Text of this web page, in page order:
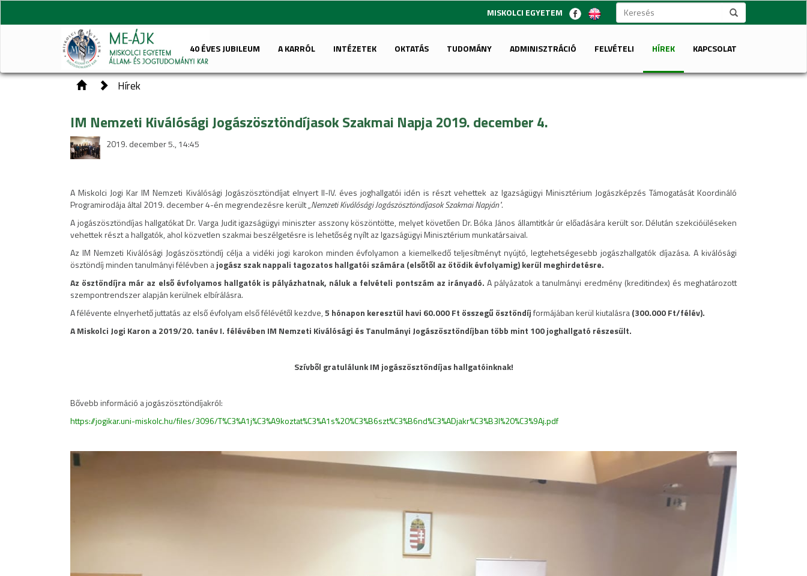
MISKOLCI EGYETEM
40 ÉVES JUBILEUM A KARRÓL INTÉZETEK OKTATÁS TUDOMÁNY ADMINISZTRÁCIÓ FELVÉTELI HÍREK KAPCSOLAT
Hírek
IM Nemzeti Kiválósági Jogászösztöndíjasok Szakmai Napja 2019. december 4.
2019. december 5., 14:45
A Miskolci Jogi Kar IM Nemzeti Kiválósági Jogászösztöndíjat elnyert II-IV. éves joghallgatói idén is részt vehettek az Igazságügyi Minisztérium Jogászképzés Támogatását Koordináló
Programirodája által 2019. december 4-én megrendezésre került„Nemzeti Kiválósági Jogászösztöndíjasok Szakmai Napján".
A jogászösztöndíjas hallgatókat Dr. Varga Judit igazságügyi miniszter asszony köszöntötte, melyet követően Dr. Bóka János államtitkár úr előadására került sor. Délután szekcióüléseken
vehettek részt a hallgatók, ahol közvetlen szakmai beszélgetésre is lehetőség nyílt az Igazságügyi Minisztérium munkatársaival.
Az IM Nemzeti Kiválósági Jogászösztöndíj célja a vidéki jogi karokon minden évfolyamon a kiemelkedő teljesítményt nyújtó, legtehetségesebb jogászhallgatók díjazása. A kiválósági
ösztöndíj minden tanulmányi félévben ajogász szak nappali tagozatos hallgatói számára (elsőtől az ötödik évfolyamig) kerül meghirdetésre.
Az ösztöndíjra már az első évfolyamos hallgatók is pályázhatnak, náluk a felvételi pontszám az irányadó. A pályázatok a tanulmányi eredmény (kreditindex) és meghatározott
szempontrendszer alapján kerülnek elbírálásra.
A félévente elnyerhető juttatás az első évfolyam első félévétől kezdve,5 hónapon keresztül havi 60.000 Ft összegű ösztöndíjformájában kerül kiutalásra(300.000 Ft/félév).
A Miskolci Jogi Karon a 2019/20. tanév I. félévében IM Nemzeti Kiválósági és Tanulmányi Jogászösztöndíjban több mint 100 joghallgató részesült.
Szívből gratulálunk IM jogászösztöndíjas hallgatóinknak!
Bővebb információ a jogászösztöndíjakról:
https://jogikar.uni-miskolc.hu/files/3096/T%C3%A1j%C3%A9koztat%C3%A1s%20%C3%B6szt%C3%B6nd%C3%ADjakr%C3%B3l%20%C3%9Aj.pdf